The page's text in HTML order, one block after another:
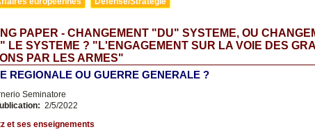
PAPER - CHANGEMENT "DU" SYSTEME, OU
LE SYSTEME ? "L'ENGAGEMENT SUR LA VOIE DES
PAR LES ARMES"
REGIONALE OU GUERRE GENERALE ?
Seminatore
2/5/2022
et ses enseignements